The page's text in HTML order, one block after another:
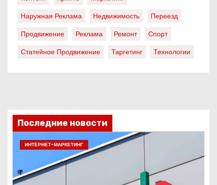
Наружная Реклама
Недвижимость
Переезд
Продвижение
Реклама Ремонт
Спорт
Статейное Продвижение
Таргетинг Технологии
Последние новости
ИНТЕРНЕТ-МАРКЕТИНГ